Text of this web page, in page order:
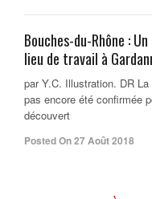
Bouches-du-Rhône :
lieu de travail à
par Y.C. Illustration. DR
pas encore été confirmée
découvert
Posted On 27 Août 2018